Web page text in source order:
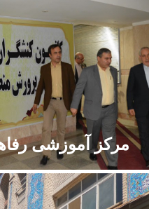
مرکز آموزشی